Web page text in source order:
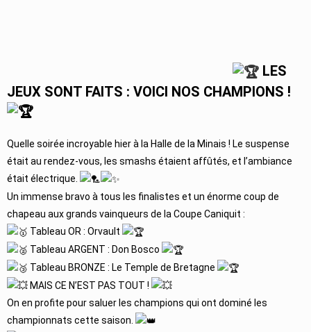
LES
JEUX SONT FAITS : VOICI NOS CHAMPIONS !
Quelle soirée incroyable hier à la Halle de la Minais ! Le suspense
était au rendez-vous, les smashs étaient affûtés, et l’ambiance
était électrique.
Un immense bravo à tous les finalistes et un énorme coup de
chapeau aux grands vainqueurs de la Coupe Caniquit :
Tableau OR : Orvault
Tableau ARGENT : Don Bosco
Tableau BRONZE : Le Temple de Bretagne
MAIS CE N’EST PAS TOUT !
On en profite pour saluer les champions qui ont dominé les
championnats cette saison.